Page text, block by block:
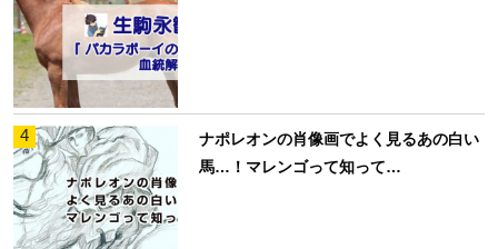
4
ナポレオンの肖像画でよく見るあの白い
馬…！マレンゴって知って…